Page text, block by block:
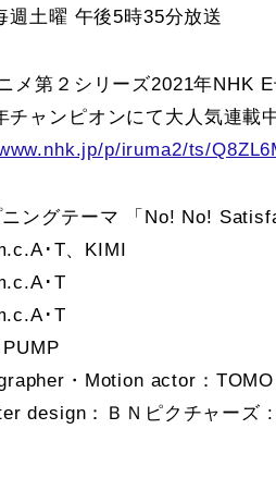
週土曜 午後5時35分放送
ニメ第２シリーズ2021年NHK
チャンピオンにて大人気連載
p/iruma2/ts/
ングテーマ 「No! No!
･T、KIMI
･T
･T
・Motion actor：TOMO
design：ＢＮピクチャーズ